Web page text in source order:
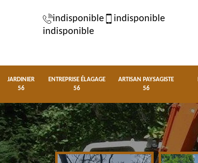
indisponible
indisponible
indisponible
JARDINIER
56
ENTREPRISE ÉLAGAGE
56
ARTISAN PAYSAGISTE
56